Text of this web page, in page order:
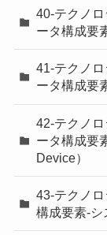
40-テクノ
ータ構成要
41-テクノ
ータ構成要
42-テクノ
ータ構成要
Device）
43-テクノ
構成要素-シ